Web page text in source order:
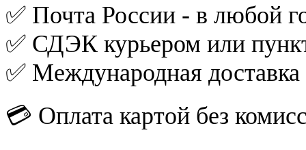
✅ Почта России - в любой
✅ СДЭК курьером или
✅ Международная
💳 Оплата картой без